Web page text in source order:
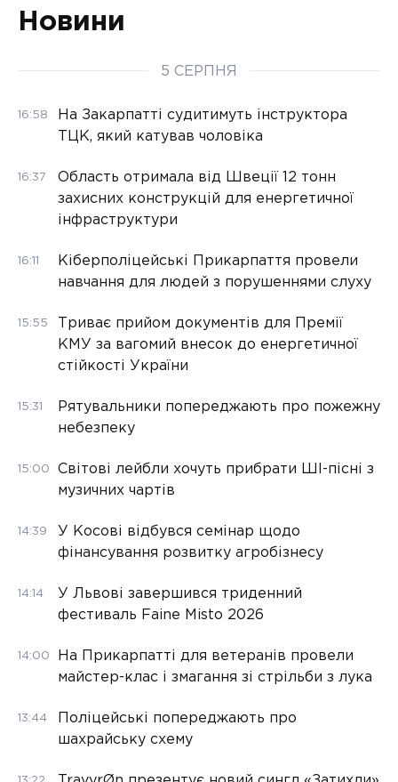
Новини
5 СЕРПНЯ
16:58
На Закарпатті судитимуть інструктора
ТЦК, який катував чоловіка
16:37
Область отримала від Швеції 12 тонн
захисних конструкцій для енергетичної
інфраструктури
16:11
Кіберполіцейські Прикарпаття провели
навчання для людей з порушеннями слуху
15:55
Триває прийом документів для Премії
КМУ за вагомий внесок до енергетичної
стійкості України
15:31
Рятувальники попереджають про пожежну
небезпеку
15:00
Світові лейбли хочуть прибрати ШІ-пісні з
музичних чартів
14:39
У Косові відбувся семінар щодо
фінансування розвитку агробізнесу
14:14
У Львові завершився триденний
фестиваль Faine Misto 2026
14:00
На Прикарпатті для ветеранів провели
майстер-клас і змагання зі стрільби з лука
13:44
Поліцейські попереджають про
шахрайську схему